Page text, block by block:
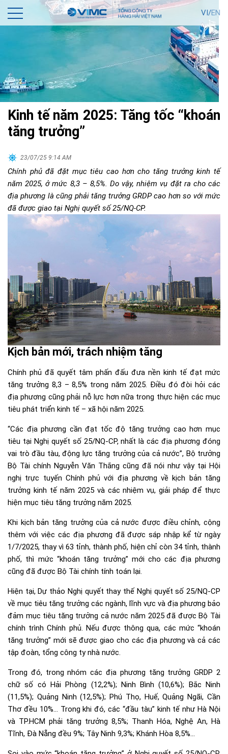
VI/EN
Kinh tế năm 2025: Tăng tốc “khoán
tăng trưởng”
23/07/25 9:14 AM
Chính phủ đã đặt mục tiêu cao hơn cho tăng trưởng kinh tế
năm 2025, ở mức 8,3 – 8,5%. Do vậy, nhiệm vụ đặt ra cho các
địa phương là cũng phải tăng trưởng GRDP cao hơn so với mức
đã được giao tại Nghị quyết số 25/NQ-CP.
Kịch bản mới, trách nhiệm tăng
Chính phủ đã quyết tâm phấn đấu đưa nền kinh tế đạt mức
tăng trưởng 8,3 – 8,5% trong năm 2025. Điều đó đòi hỏi các
địa phương cũng phải nỗ lực hơn nữa trong thực hiện các mục
tiêu phát triển kinh tế – xã hội năm 2025.
“Các địa phương cần đạt tốc độ tăng trưởng cao hơn mục
tiêu tại Nghị quyết số 25/NQ-CP, nhất là các địa phương đóng
vai trò đầu tàu, động lực tăng trưởng của cả nước”, Bộ trưởng
Bộ Tài chính Nguyễn Văn Thắng cũng đã nói như vậy tại Hội
nghị trực tuyến Chính phủ với địa phương về kịch bản tăng
trưởng kinh tế năm 2025 và các nhiệm vụ, giải pháp để thực
hiện mục tiêu tăng trưởng năm 2025.
Khi kịch bản tăng trưởng của cả nước được điều chỉnh, cộng
thêm với việc các địa phương đã được sáp nhập kể từ ngày
1/7/2025, thay vì 63 tỉnh, thành phố, hiện chỉ còn 34 tỉnh, thành
phố, thì mức “khoán tăng trưởng” mới cho các địa phương
cũng đã được Bộ Tài chính tính toán lại.
Hiện tại, Dự thảo Nghị quyết thay thế Nghị quyết số 25/NQ-CP
về mục tiêu tăng trưởng các ngành, lĩnh vực và địa phương bảo
đảm mục tiêu tăng trưởng cả nước năm 2025 đã được Bộ Tài
chính trình Chính phủ. Nếu được thông qua, các mức “khoán
tăng trưởng” mới sẽ được giao cho các địa phương và cả các
tập đoàn, tổng công ty nhà nước.
Trong đó, trong nhóm các địa phương tăng trưởng GRDP 2
chữ số có Hải Phòng (12,2%); Ninh Bình (10,6%); Bắc Ninh
(11,5%); Quảng Ninh (12,5%); Phú Thọ, Huế, Quảng Ngãi, Cần
Thơ đều 10%… Trong khi đó, các “đầu tàu” kinh tế như Hà Nội
và TP.HCM phải tăng trưởng 8,5%; Thanh Hóa, Nghệ An, Hà
Tĩnh, Đà Nẵng đều 9%; Tây Ninh 9,3%; Khánh Hòa 8,5%…